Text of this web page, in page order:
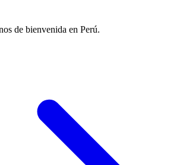
de bienvenida en Perú.